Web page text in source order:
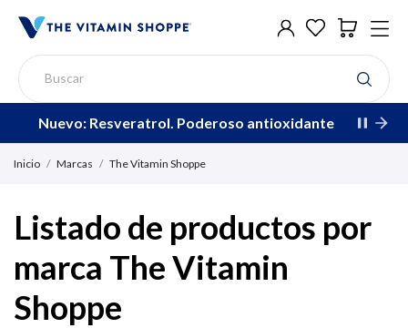
Nuevo: Resveratrol. Poderoso antioxidante
Inicio Marcas The Vitamin Shoppe
Listado de productos por
marca The Vitamin
Shoppe